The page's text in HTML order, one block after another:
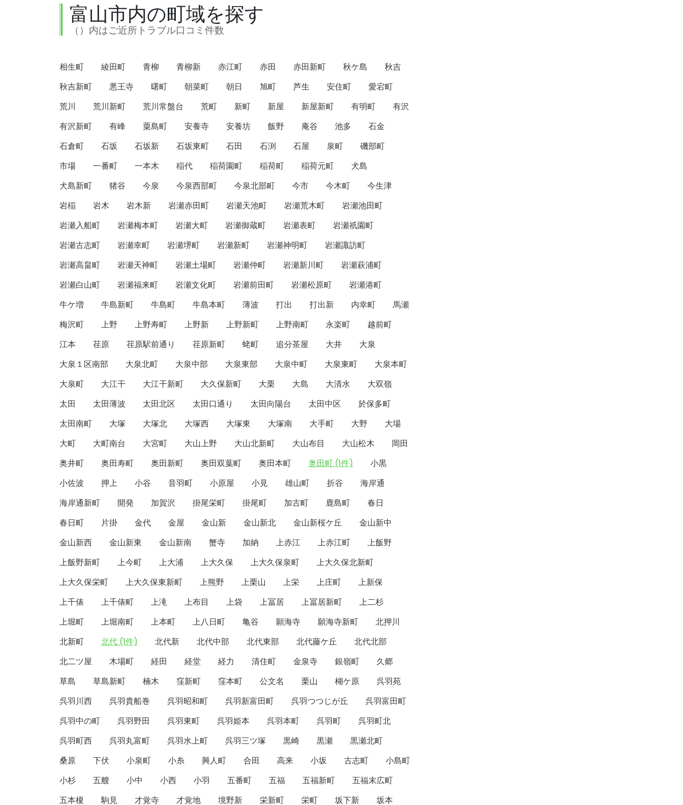
富山市内の町域を探す
（）内はご近所トラブル口コミ件数
相生町 綾田町 青柳 青柳新 赤江町 赤田 赤田新町 秋ケ島
秋吉
秋吉新町
悪王寺 曙町 朝菜町 朝日 旭町 芦生 安住町
愛宕町
荒川
荒川新町 荒川常盤台 荒町 新町 新屋 新屋新町 有明町
有沢
有沢新町
有峰 粟島町 安養寺 安養坊 飯野 庵谷 池多
石金
石倉町
石坂 石坂新 石坂東町 石田 石渕 石屋 泉町
磯部町
市場
一番町 一本木 稲代 稲荷園町 稲荷町 稲荷元町
犬島
犬島新町
猪谷 今泉 今泉西部町 今泉北部町 今市 今木町
今生津
岩稲
岩木 岩木新 岩瀬赤田町 岩瀬天池町 岩瀬荒木町
岩瀬池田町
岩瀬入船町
岩瀬梅本町 岩瀬大町 岩瀬御蔵町 岩瀬表町
岩瀬祇園町
岩瀬古志町
岩瀬幸町 岩瀬堺町 岩瀬新町 岩瀬神明町
岩瀬諏訪町
岩瀬高畠町
岩瀬天神町 岩瀬土場町 岩瀬仲町 岩瀬新川町
岩瀬萩浦町
岩瀬白山町
岩瀬福来町 岩瀬文化町 岩瀬前田町 岩瀬松原町
岩瀬港町
牛ケ増
牛島新町 牛島町 牛島本町 薄波 打出 打出新 内幸町
馬瀬
梅沢町
上野 上野寿町 上野新 上野新町 上野南町 永楽町
越前町
江本
荏原 荏原駅前通り 荏原新町 蛯町 追分茶屋 大井
大泉
大泉１区南部
大泉北町 大泉中部 大泉東部 大泉中町 大泉東町
大泉本町
大泉町
大江干 大江干新町 大久保新町 大栗 大島 大清水
大双嶺
太田
太田薄波 太田北区 太田口通り 太田向陽台 太田中区
於保多町
太田南町
大塚 大塚北 大塚西 大塚東 大塚南 大手町 大野
大場
大町
大町南台 大宮町 大山上野 大山北新町 大山布目 大山松木
岡田
奥井町
奥田寿町 奥田新町 奥田双葉町 奥田本町 奥田町 (1件)
小黒
小佐波
押上 小谷 音羽町 小原屋 小見 雄山町 折谷
海岸通
海岸通新町
開発 加賀沢 掛尾栄町 掛尾町 加古町 鹿島町
春日
春日町
片掛 金代 金屋 金山新 金山新北 金山新桜ケ丘
金山新中
金山新西
金山新東 金山新南 蟹寺 加納 上赤江 上赤江町
上飯野
上飯野新町
上今町 上大浦 上大久保 上大久保泉町
上大久保北新町
上大久保栄町
上大久保東新町 上熊野 上栗山 上栄 上庄町
上新保
上千俵
上千俵町 上滝 上布目 上袋 上冨居 上冨居新町
上二杉
上堀町
上堀南町 上本町 上八日町 亀谷 願海寺 願海寺新町
北押川
北新町
北代 (1件) 北代新 北代中部 北代東部 北代藤ケ丘
北代北部
北二ツ屋
木場町 経田 経堂 経力 清住町 金泉寺 銀嶺町
久郷
草島
草島新町 楠木 窪新町 窪本町 公文名 栗山 楜ケ原
呉羽苑
呉羽川西
呉羽貴船巻 呉羽昭和町 呉羽新富田町 呉羽つつじが丘
呉羽富田町
呉羽中の町
呉羽野田 呉羽東町 呉羽姫本 呉羽本町 呉羽町
呉羽町北
呉羽町西
呉羽丸富町 呉羽水上町 呉羽三ツ塚 黒崎 黒瀬
黒瀬北町
桑原
下伏 小泉町 小糸 興人町 合田 高来 小坂 古志町
小島町
小杉
五艘 小中 小西 小羽 五番町 五福 五福新町
五福末広町
五本榎
駒見 才覚寺 才覚地 境野新 栄新町 栄町 坂下新 坂本